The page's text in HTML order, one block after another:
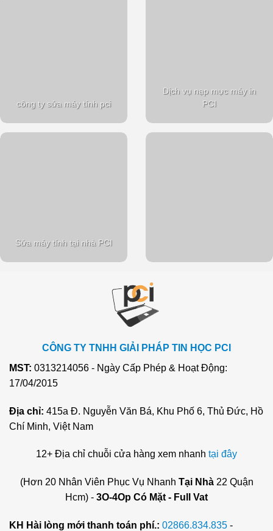
công ty sửa máy tính pci
Dịch vụ nạp mực máy in
PCI
Sửa máy tính tại nhà PCI
CÔNG TY TNHH GIẢI PHÁP TIN HỌC PCI
MST: 0313214056 - Ngày Cấp Phép & Hoạt Động:
17/04/2015
Địa chỉ: 415a Đ. Nguyễn Văn Bá, Khu Phố 6, Thủ Đức, Hồ
Chí Minh, Việt Nam
12+ Địa chỉ chuỗi cửa hàng xem nhanh tại đây
(Hơn 20 Nhân Viên Phục Vụ Nhanh Tại Nhà22 Quận
Hcm) - 3O-4Op Có Mặt - Full Vat
KH Hài lòng mới thanh toán phí.: 02866.834.835 -